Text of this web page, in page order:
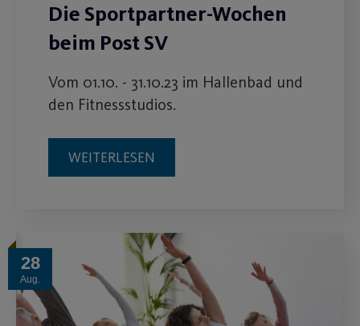
Die Sportpartner-Wochen
beim Post SV
Vom 01.10. - 31.10.23 im Hallenbad und
den Fitnessstudios.
WEITERLESEN
28
Aug.